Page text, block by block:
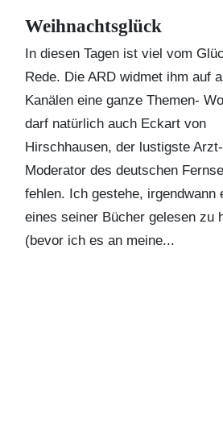
Weihnachtsglück
In diesen Tagen ist viel vom
Rede. Die ARD widmet ihm auf
Kanälen eine ganze Themen-
darf natürlich auch Eckart von
Hirschhausen, der lustigste
Moderator des deutschen
fehlen. Ich gestehe, irgendwann
eines seiner Bücher gelesen zu
(bevor ich es an meine...